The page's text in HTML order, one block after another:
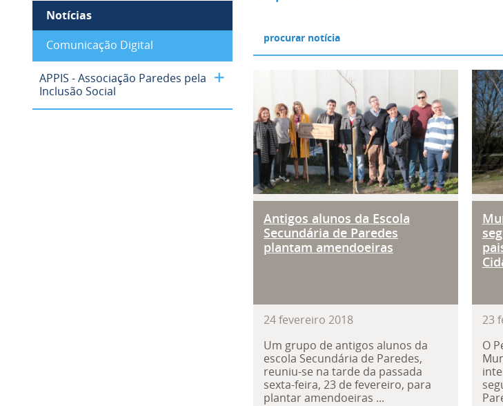
Notícias
Comunicação Digital
APPIS - Associação Paredes pela
Inclusão Social
Antigos alunos da Escola
Antigos alunos da Escola
Secundária de Paredes
plantam amendoeiras
24fevereiro 2018
Um grupo de antigos alunos da
escola Secundária de Paredes,
reuniu-se na tarde da passada
sexta-feira, 23 de fevereiro, para
plantar amendoeiras ...
23
O